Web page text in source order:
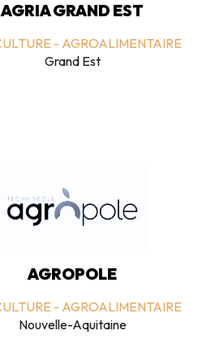
AGRIA GRAND EST
- AGROALIMENTAIRE
Grand Est
AGROPOLE
- AGROALIMENTAIRE
Nouvelle-Aquitaine